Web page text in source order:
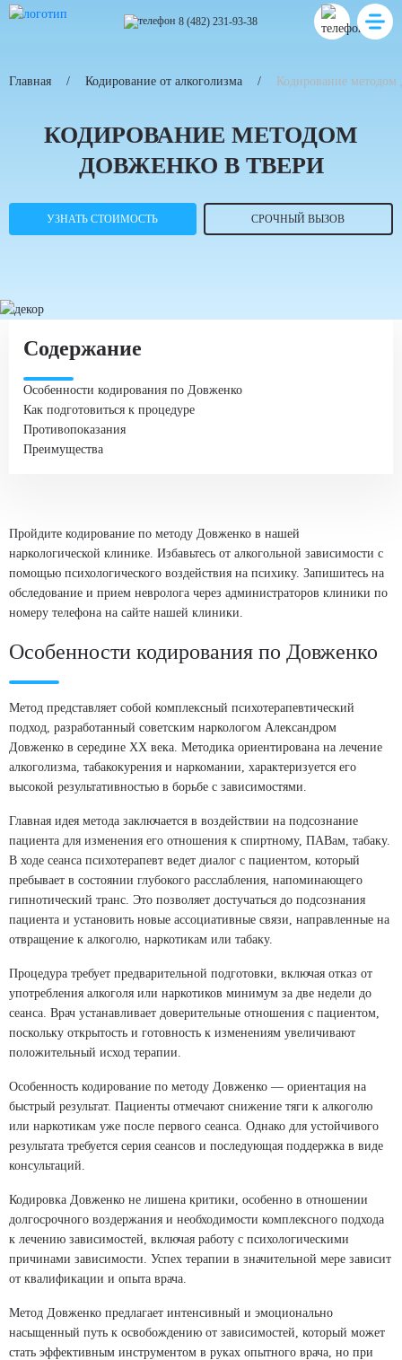
8 (482) 231-93-38
Главная Кодирование от алкоголизма Кодирование
КОДИРОВАНИЕ МЕТОДОМ
ДОВЖЕНКО В ТВЕРИ
УЗНАТЬ СТОИМОСТЬ СРОЧНЫЙ ВЫЗОВ
Содержание
Особенности кодирования по Довженко
Как подготовиться к процедуре
Противопоказания
Преимущества
Пройдите кодирование по методу Довженко в нашей
наркологической клинике. Избавьтесь от алкогольной зависимости с
помощью психологического воздействия на психику. Запишитесь на
обследование и прием невролога через администраторов клиники по
номеру телефона на сайте нашей клиники.
Особенности кодирования по Довженко
Метод представляет собой комплексный психотерапевтический
подход, разработанный советским наркологом Александром
Довженко в середине XX века. Методика ориентирована на лечение
алкоголизма, табакокурения и наркомании, характеризуется его
высокой результативностью в борьбе с зависимостями.
Главная идея метода заключается в воздействии на подсознание
пациента для изменения его отношения к спиртному, ПАВам, табаку.
В ходе сеанса психотерапевт ведет диалог с пациентом, который
пребывает в состоянии глубокого расслабления, напоминающего
гипнотический транс. Это позволяет достучаться до подсознания
пациента и установить новые ассоциативные связи, направленные на
отвращение к алкоголю, наркотикам или табаку.
Процедура требует предварительной подготовки, включая отказ от
употребления алкоголя или наркотиков минимум за две недели до
сеанса. Врач устанавливает доверительные отношения с пациентом,
поскольку открытость и готовность к изменениям увеличивают
положительный исход терапии.
Особенность кодирование по методу Довженко — ориентация на
быстрый результат. Пациенты отмечают снижение тяги к алкоголю
или наркотикам уже после первого сеанса. Однако для устойчивого
результата требуется серия сеансов и последующая поддержка в виде
консультаций.
Кодировка Довженко не лишена критики, особенно в отношении
долгосрочного воздержания и необходимости комплексного подхода
к лечению зависимостей, включая работу с психологическими
причинами зависимости. Успех терапии в значительной мере зависит
от квалификации и опыта врача.
Метод Довженко предлагает интенсивный и эмоционально
насыщенный путь к освобождению от зависимостей, который может
стать эффективным инструментом в руках опытного врача, но при